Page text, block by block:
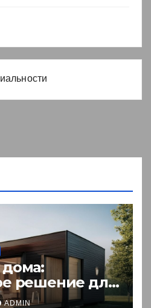
решение для
житья
ADMIN